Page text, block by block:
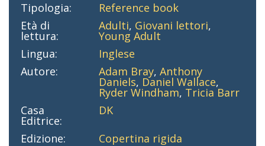
Tipologia:
Reference book
Età di
lettura:
Adulti, Giovani lettori,
Young Adult
Lingua:
Inglese
Autore:
Adam Bray,Anthony
Daniels, Daniel Wallace,
Ryder Windham, Tricia Barr
Casa
Editrice:
DK
Edizione:
Copertina rigida